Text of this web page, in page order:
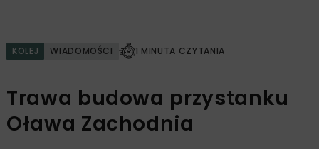
KOLEJ WIADOMOŚCI 1 MINUTA CZYTANIA
Trawa budowa przystanku
Oława Zachodnia